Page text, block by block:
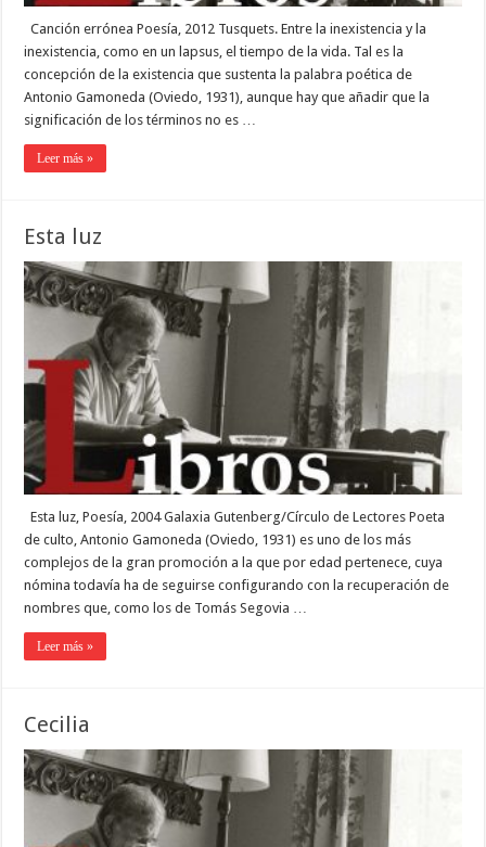
Canción errónea Poesía, 2012 Tusquets. Entre la inexistencia y la
inexistencia, como en un lapsus, el tiempo de la vida. Tal es la
concepción de la existencia que sustenta la palabra poética de
Antonio Gamoneda (Oviedo, 1931), aunque hay que añadir que la
significación de los términos no es …
Leer más »
Esta luz
Esta luz, Poesía, 2004 Galaxia Gutenberg/Círculo de Lectores Poeta
de culto, Antonio Gamoneda (Oviedo, 1931) es uno de los más
complejos de la gran promoción a la que por edad pertenece, cuya
nómina todavía ha de seguirse configurando con la recuperación de
nombres que, como los de Tomás Segovia …
Leer más »
Cecilia